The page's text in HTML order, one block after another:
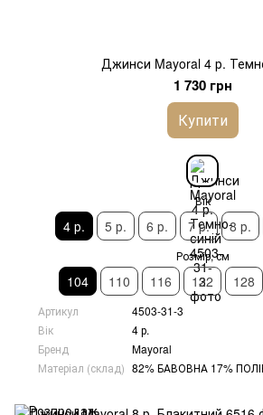
Джинси Mayoral 4 р.
1 730 грн
Купити
Вік
4 р. 5 р. 6 р. 7 р. 8 р.
Розмір, см
104 110 116 122 128
Артикул
4503-31-3
Вік
4 р.
Бренд
Mayoral
Матеріал (склад) 82% БАВОВНА 17%